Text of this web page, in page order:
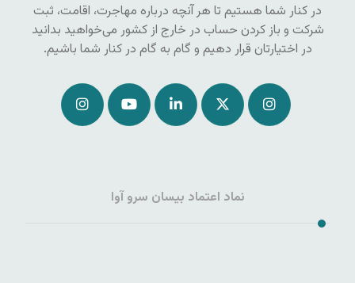
در کنار شما هستیم تا هر آنچه درباره مهاجرت، اقامت، ثبت
شرکت و باز کردن حساب در خارج از کشور می‌خواهید بدانید
در اختیارتان قرار دهیم و گام به گام در کنار شما باشیم.
نماد اعتماد بیسان سرو آوا